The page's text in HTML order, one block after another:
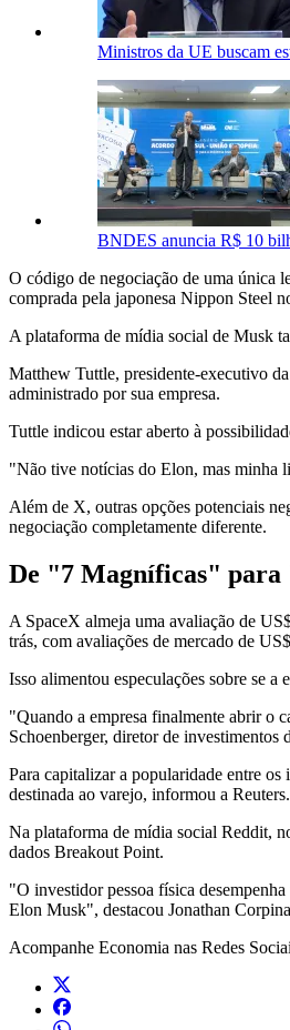
Ministros da UE buscam
BNDES anuncia R$ 10
O código de negociação de uma única
comprada pela japonesa Nippon Steel
A plataforma de mídia social de Musk
Matthew Tuttle, presidente-executivo
administrado por sua empresa.
Tuttle indicou estar aberto à
"Não tive notícias do Elon, mas minha
Além de X, outras opções potenciais
negociação completamente diferente.
De "7 Magníficas" para
A SpaceX almeja uma avaliação de
trás, com avaliações de mercado de
Isso alimentou especulações sobre se
"Quando a empresa finalmente abrir o
Schoenberger, diretor de investimentos
Para capitalizar a popularidade entre
destinada ao varejo, informou a Reuters.
Na plataforma de mídia social Reddit,
dados Breakout Point.
"O investidor pessoa física
Elon Musk", destacou Jonathan
Acompanhe Economia nas Redes